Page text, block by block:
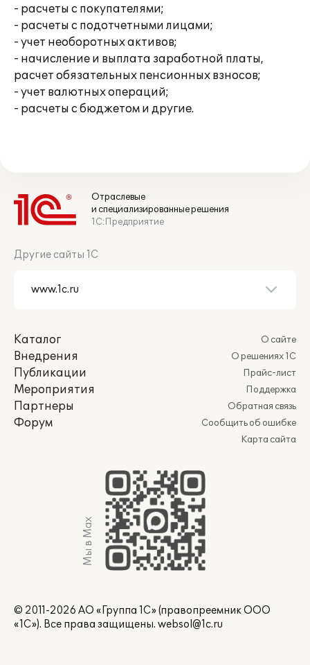
- расчеты с покупателями;
- расчеты с подотчетными лицами;
- учет необоротных активов;
- начисление и выплата заработной платы,
расчет обязательных пенсионных взносов;
- учет валютных операций;
- расчеты с бюджетом и другие.
Отраслевые
и специализированные решения
1С:Предприятие
Другие сайты 1С
Каталог
Внедрения
Публикации
Мероприятия
Партнеры
Форум
О сайте
О решениях 1С
Прайс-лист
Поддержка
Обратная связь
Сообщить об ошибке
Карта сайта
Мы в Max
© 2011-2026 АО «Группа 1С» (правопреемник ООО
«1С»). Все права защищены. websol@1c.ru